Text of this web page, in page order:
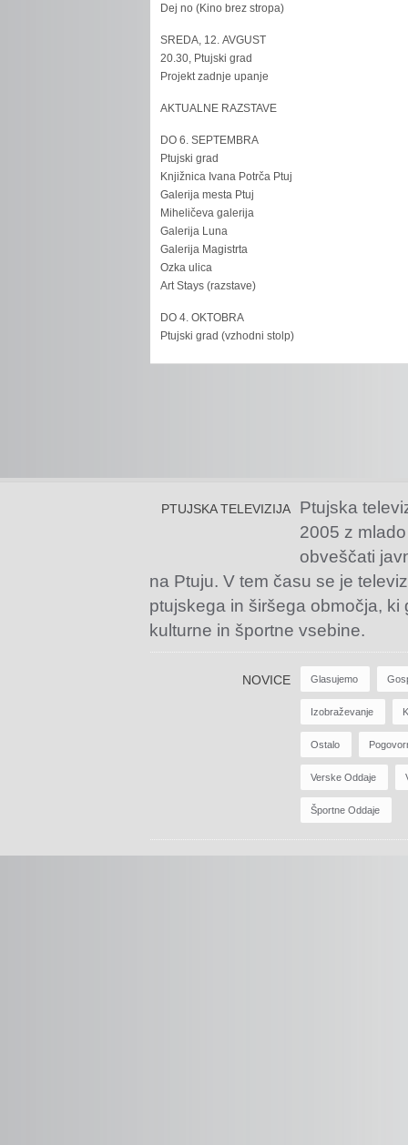
Dej no (Kino brez stropa)
SREDA, 12. AVGUST
20.30, Ptujski grad
Projekt zadnje upanje
AKTUALNE RAZSTAVE
DO 6. SEPTEMBRA
Ptujski grad
Knjižnica Ivana Potrča Ptuj
Galerija mesta Ptuj
Miheličeva galerija
Galerija Luna
Galerija Magistrta
Ozka ulica
Art Stays (razstave)
DO 4. OKTOBRA
Ptujski grad (vzhodni stolp)
PTUJSKA TELEVIZIJA
Ptujska
2005 z
obveščati
na Ptuju. V tem času se je
ptujskega in širšega območja,
kulturne in športne vsebine.
NOVICE Glasujemo
Izobraževanje
Ostalo
Verske Oddaje
Športne Oddaje